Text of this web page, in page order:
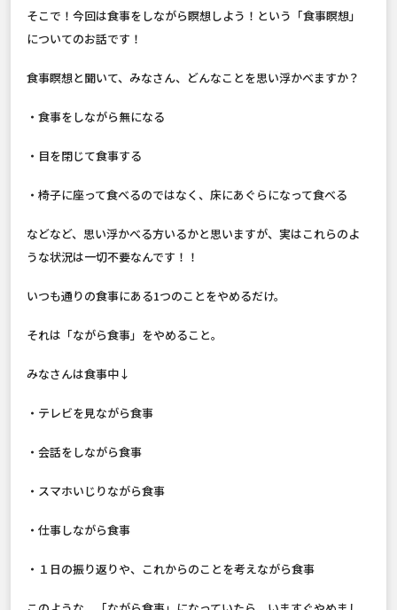
そこで！今回は食事をしながら瞑想しよう！という「食事瞑想」
についてのお話です！
食事瞑想と聞いて、みなさん、どんなことを思い浮かべますか？
・食事をしながら無になる
・目を閉じて食事する
・椅子に座って食べるのではなく、床にあぐらになって食べる
などなど、思い浮かべる方いるかと思いますが、実はこれらのよ
うな状況は一切不要なんです！！
いつも通りの食事にある1つのことをやめるだけ。
それは「ながら食事」をやめること。
みなさんは食事中↓
・テレビを見ながら食事
・会話をしながら食事
・スマホいじりながら食事
・仕事しながら食事
・１日の振り返りや、これからのことを考えながら食事